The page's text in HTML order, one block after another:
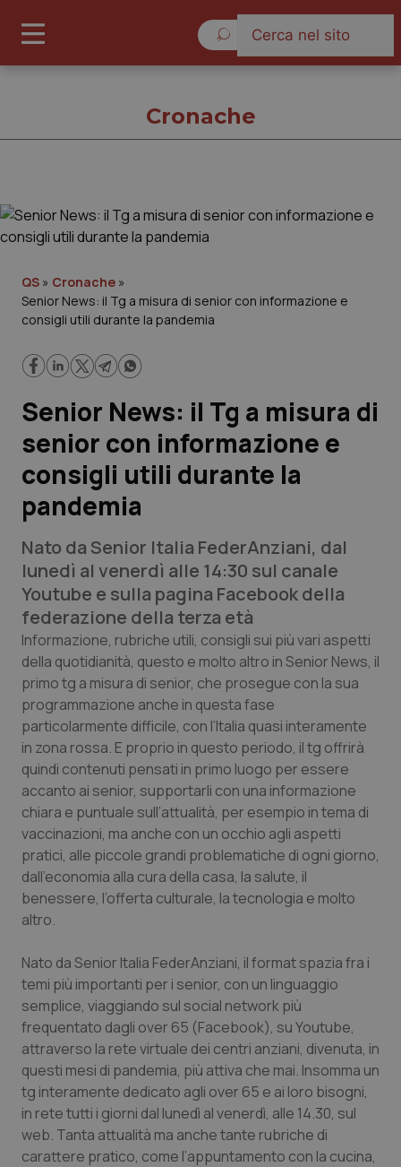
Governo e Parlamento
Regioni e Asl
Lavoro e Professioni
Scienza e Farmaci
Studi e Analisi
Lettere al direttore
Edizioni Regionali
QS Pro
Professionisti Sanitari.AI
Abruzzo
Basilicata
Calabria
Campania
Emilia-Romagna
Friuli Venezia Giulia
Lazio
Liguria
Lombardia
Marche
QS Pro Gold
Artrite & artrosi
Asma & BPCO
Car-T
Colesterolo & coronaropatie
Dermatite Atopica
Diabete & glucometri
Disturbi dell’umore
Dolore
Donna & Salute
QS Club Newsletter
Cronache
QS » Cronache »
Senior News: il Tg a misura di senior con informazione e
consigli utili durante la pandemia
Senior News: il Tg a misura di
senior con informazione e
consigli utili durante la
pandemia
Nato da Senior Italia FederAnziani, dal
lunedì al venerdì alle 14:30 sul canale
Youtube e sulla pagina Facebook della
federazione della terza età
Informazione, rubriche utili, consigli sui più vari aspetti
della quotidianità, questo e molto altro in Senior News, il
primo tg a misura di senior, che prosegue con la sua
programmazione anche in questa fase
particolarmente difficile, con l’Italia quasi interamente
in zona rossa. E proprio in questo periodo, il tg offrirà
quindi contenuti pensati in primo luogo per essere
accanto ai senior, supportarli con una informazione
chiara e puntuale sull’attualità, per esempio in tema di
vaccinazioni, ma anche con un occhio agli aspetti
pratici, alle piccole grandi problematiche di ogni giorno,
dall’economia alla cura della casa, la salute, il
benessere, l’offerta culturale, la tecnologia e molto
altro.
Nato da Senior Italia FederAnziani, il format spazia fra i
temi più importanti per i senior, con un linguaggio
semplice, viaggiando sul social network più
frequentato dagli over 65 (Facebook), su Youtube,
attraverso la rete virtuale dei centri anziani, divenuta, in
questi mesi di pandemia, più attiva che mai. Insomma un
tg interamente dedicato agli over 65 e ai loro bisogni,
in rete tutti i giorni dal lunedì al venerdì, alle 14.30, sul
web. Tanta attualità ma anche tante rubriche di
carattere pratico, come l’appuntamento con la cucina,